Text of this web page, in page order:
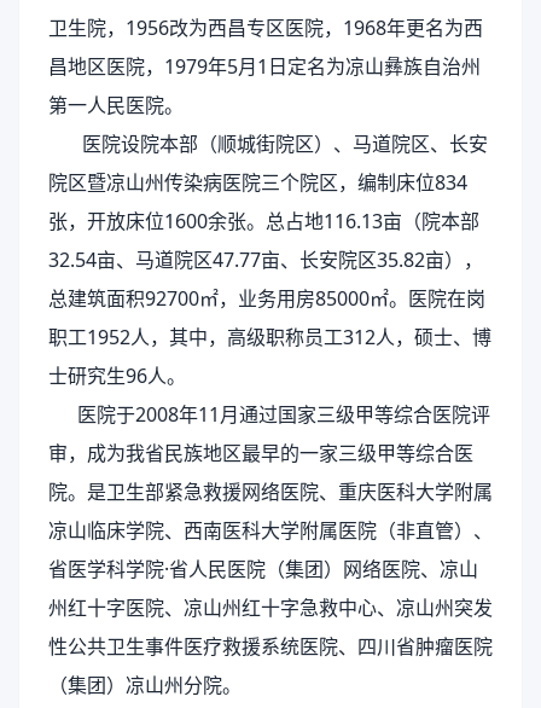
卫生院，1956改为西昌专区医院，1968年更名为西
昌地区医院，1979年5月1日定名为凉山彝族自治州
第一人民医院。
医院设院本部（顺城街院区）、马道院区、长安
院区暨凉山州传染病医院三个院区，编制床位834
张，开放床位1600余张。总占地116.13亩（院本部
32.54亩、马道院区47.77亩、长安院区35.82亩），
总建筑面积92700㎡，业务用房85000㎡。医院在岗
职工1952人，其中，高级职称员工312人，硕士、博
士研究生96人。
医院于2008年11月通过国家三级甲等综合医院评
审，成为我省民族地区最早的一家三级甲等综合医
院。是卫生部紧急救援网络医院、重庆医科大学附属
凉山临床学院、西南医科大学附属医院（非直管）、
省医学科学院·省人民医院（集团）网络医院、凉山
州红十字医院、凉山州红十字急救中心、凉山州突发
性公共卫生事件医疗救援系统医院、四川省肿瘤医院
（集团）凉山州分院。